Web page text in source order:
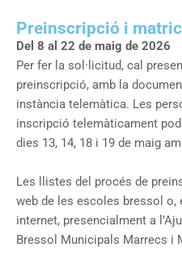
Preinscripció i
Del 8 al 22 de maig de 2026
Per fer la sol·licitud, cal
preinscripció, amb la
instància telemàtica. Les
inscripció telemàticament
dies 13, 14, 18 i 19 de maig
Les llistes del procés de
web de les escoles bressol o,
internet, presencialment a
Bressol Municipals Marrecs i